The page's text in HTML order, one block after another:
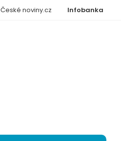
Infobanka
České noviny.cz